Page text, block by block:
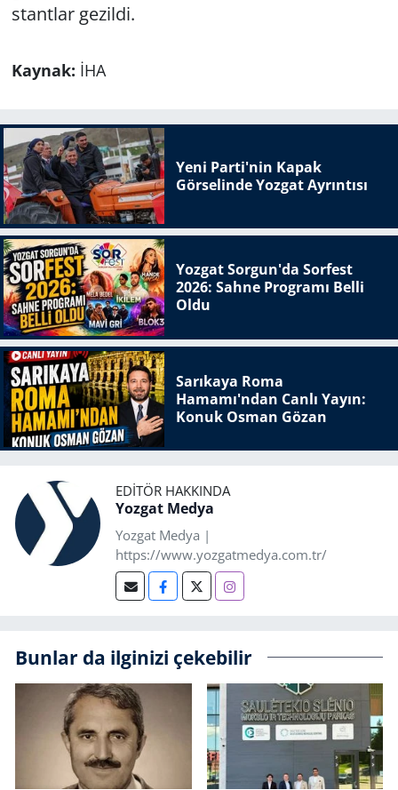
stantlar gezildi.
Kaynak: İHA
Yeni Parti'nin Kapak
Görselinde Yozgat Ayrıntısı
Yozgat Sorgun'da Sorfest
2026: Sahne Programı Belli
Oldu
Sarıkaya Roma
Hamamı'ndan Canlı Yayın:
Konuk Osman Gözan
EDITÖR HAKKINDA
Yozgat Medya
Yozgat Medya |
https://www.yozgatmedya.com.tr/
Bunlar da ilginizi çekebilir